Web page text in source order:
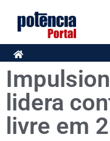
lidera
livre em